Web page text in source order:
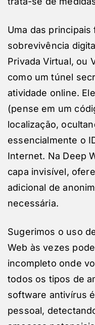
Uma das
sobrevivência
Privada Virtual, ou
como um túnel
atividade online.
(pense em um
localização,
essencialmente o
Internet. Na Deep
capa invisível,
adicional de
necessária.
Sugerimos o uso
Web às vezes
incompleto onde
todos os tipos de
software antivírus
pessoal,